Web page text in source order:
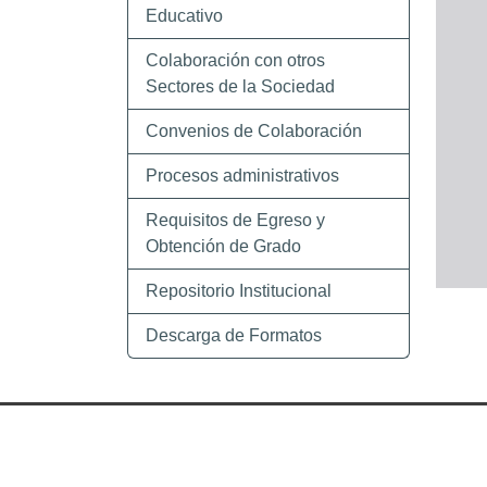
Educativo
Colaboración con otros
Sectores de la Sociedad
Convenios de Colaboración
Procesos administrativos
Requisitos de Egreso y
Obtención de Grado
Repositorio Institucional
Descarga de Formatos